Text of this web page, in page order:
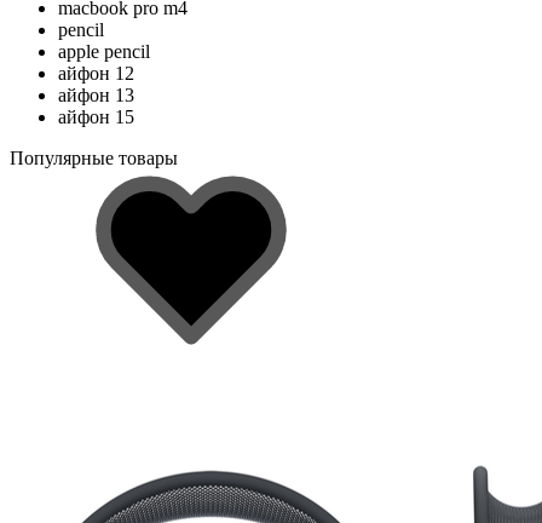
macbook pro m4
pencil
apple pencil
айфон 12
айфон 13
айфон 15
Популярные товары